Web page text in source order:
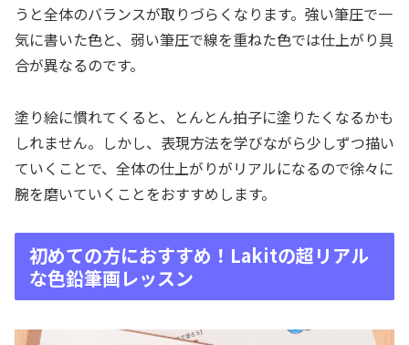
うと全体のバランスが取りづらくなります。強い筆圧で一
気に書いた色と、弱い筆圧で線を重ねた色では仕上がり具
合が異なるのです。
塗り絵に慣れてくると、とんとん拍子に塗りたくなるかも
しれません。しかし、表現方法を学びながら少しずつ描い
ていくことで、全体の仕上がりがリアルになるので徐々に
腕を磨いていくことをおすすめします。
初めての方におすすめ！Lakitの超リアル
な色鉛筆画レッスン